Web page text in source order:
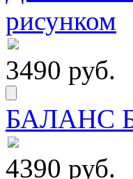
рисунком
3490 руб.
БАЛАНС
4390 руб.